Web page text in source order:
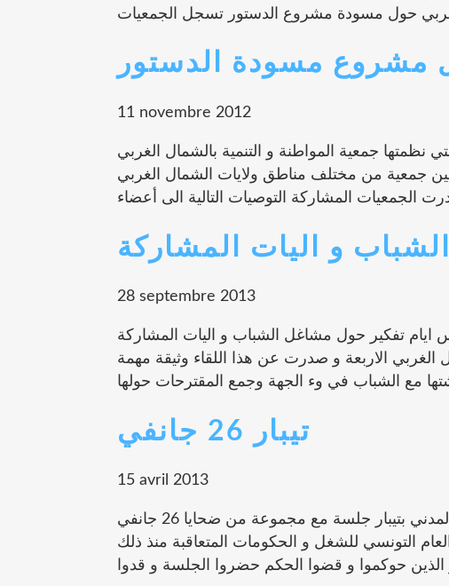
مشروع مسودة الدستور
11 novembre 2012
اثر الورشة التي نظمتها جمعية المواطنة و التنمية بالشمال الغربي
07/10/2012 لفائدة اربعين جمعية من مختلف مناطق ولايات الشمال الغربي
و اليات المشاركة
28 septembre 2013
ايام 6 7 و 8 سبنمبر 2013 بتونس ايام تفكير حول مشاغل الشباب و اليات المشاركة
الغربي الاربعة و صدرت عن هذا اللقاء وثيقة مهمة
تيبار 26 جانفي
15 avril 2013
نظمت امس الحد 14/4/2013 جمعية المجتمع المدني بتيبار جلسة مع مجموعة من ضحايا 26 جانفي
العام التونسي للشغل و الحكومات المتعاقبة منذ ذلك